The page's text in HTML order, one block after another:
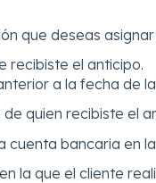
que deseas
recibiste el anticipo.
a la fecha de
quien recibiste el
cuenta bancaria en
la que el cliente